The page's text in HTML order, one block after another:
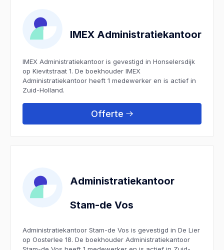
IMEX Administratiekantoor
IMEX Administratiekantoor is gevestigd in Honselersdijk
op Kievitstraat 1. De boekhouder IMEX
Administratiekantoor heeft 1 medewerker en is actief in
Zuid-Holland.
Offerte
Administratiekantoor
Stam-de Vos
Administratiekantoor Stam-de Vos is gevestigd in De Lier
op Oosterlee 18. De boekhouder Administratiekantoor